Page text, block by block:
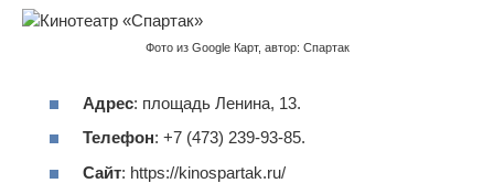
Фото из Google Карт, автор: Спартак
Адрес: площадь Ленина, 13.
Телефон: +7 (473) 239-93-85.
Сайт: https://kinospartak.ru/